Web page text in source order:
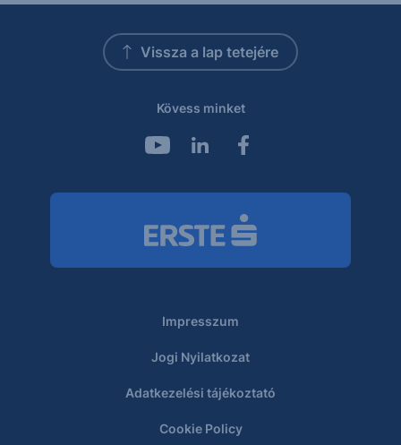
Vissza a lap tetejére
Kövess minket
Impresszum
Jogi Nyilatkozat
Adatkezelési tájékoztató
Cookie Policy